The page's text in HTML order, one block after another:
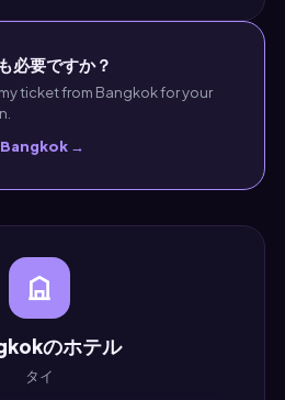
必要ですか？
ticket from Bangkok for your
Bangkok →
のホテル
タイ